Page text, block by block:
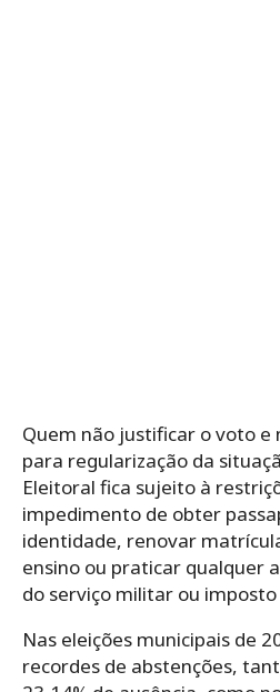
Quem não justificar o voto e
para regularização da
Eleitoral fica sujeito à
impedimento de obter
identidade, renovar
ensino ou praticar qualquer
do serviço militar ou
Nas eleições municipais de
recordes de abstenções,